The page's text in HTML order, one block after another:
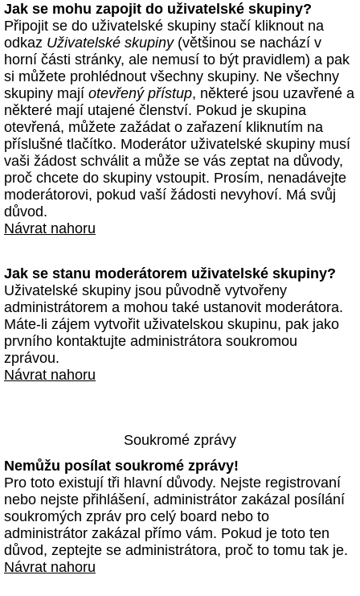
Jak se mohu zapojit do uživatelské skupiny?
Připojit se do uživatelské skupiny stačí kliknout na
odkaz Uživatelské skupiny(většinou se nachází v
horní části stránky, ale nemusí to být pravidlem) a pak
si můžete prohlédnout všechny skupiny. Ne všechny
skupiny mají otevřený přístup, některé jsou uzavřené a
některé mají utajené členství. Pokud je skupina
otevřená, můžete zažádat o zařazení kliknutím na
příslušné tlačítko. Moderátor uživatelské skupiny musí
vaši žádost schválit a může se vás zeptat na důvody,
proč chcete do skupiny vstoupit. Prosím, nenadávejte
moderátorovi, pokud vaší žádosti nevyhoví. Má svůj
důvod.
Návrat nahoru
Jak se stanu moderátorem uživatelské skupiny?
Uživatelské skupiny jsou původně vytvořeny
administrátorem a mohou také ustanovit moderátora.
Máte-li zájem vytvořit uživatelskou skupinu, pak jako
prvního kontaktujte administrátora soukromou
zprávou.
Návrat nahoru
Soukromé zprávy
Nemůžu posílat soukromé zprávy!
Pro toto existují tři hlavní důvody. Nejste registrovaní
nebo nejste přihlášení, administrátor zakázal posílání
soukromých zpráv pro celý board nebo to
administrátor zakázal přímo vám. Pokud je toto ten
důvod, zeptejte se administrátora, proč to tomu tak je.
Návrat nahoru